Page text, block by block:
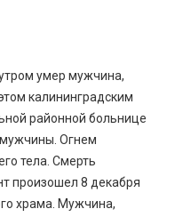
умер мужчина,
калининградским
районной больнице
мужчины. Огнем
тела. Смерть
произошел 8 декабря
храма. Мужчина,